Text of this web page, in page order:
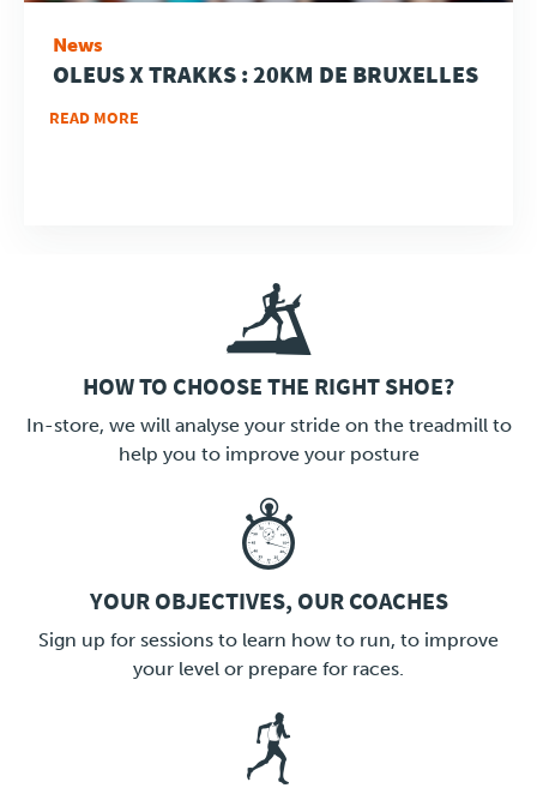
News
OLEUS X TRAKKS : 20KM DE BRUXELLES
READ MORE
HOW TO CHOOSE THE RIGHT SHOE?
In-store, we will analyse your stride on the treadmill to
help you to improve your posture
LINK
YOUR OBJECTIVES, OUR COACHES
Sign up for sessions to learn how to run, to improve
your level or prepare for races.